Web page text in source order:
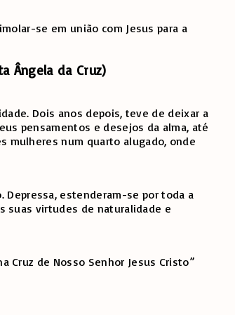
se em união com Jesus para a
Ângela da Cruz)
Dois anos depois, teve de deixar a
pensamentos e desejos da alma, até
mulheres num quarto alugado, onde
Depressa, estenderam-se por toda a
suas virtudes de naturalidade e
Cruz de Nosso Senhor Jesus Cristo”